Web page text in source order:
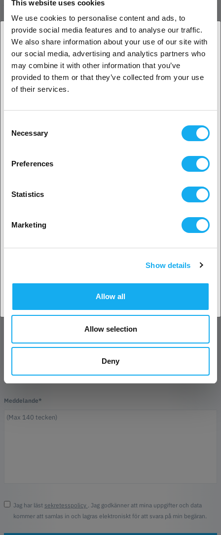
This website uses cookies
We use cookies to personalise content and ads, to
provide social media features and to analyse our traffic.
We also share information about your use of our site with
our social media, advertising and analytics partners who
may combine it with other information that you’ve
provided to them or that they’ve collected from your use
of their services.
Selection
Necessary
Preferences
Statistics
Marketing
Show details
Allow all
Allow selection
Deny
PRODUKTBESKRIVNING
RECENSIONER
PDF
FRÅGOR OM ARTIKELN?
Meddelande*
Jag har läst sekretesspolicy . Jag godkänner att mina uppgifter och data
kommer att samlas in och lagras elektroniskt för att svara på min begäran.
1. Är du en företagskund eller en privatkund?
Företagskund
Privat kund